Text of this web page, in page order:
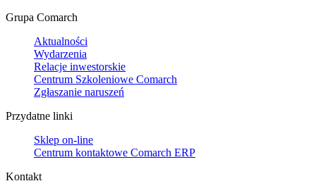
Grupa Comarch
Aktualności
Wydarzenia
Relacje inwestorskie
Centrum Szkoleniowe Comarch
Zgłaszanie naruszeń
Przydatne linki
Sklep on-line
Centrum kontaktowe Comarch ERP
Kontakt